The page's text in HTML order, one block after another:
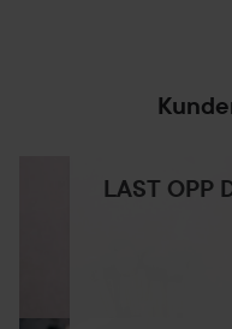
LAST OPP